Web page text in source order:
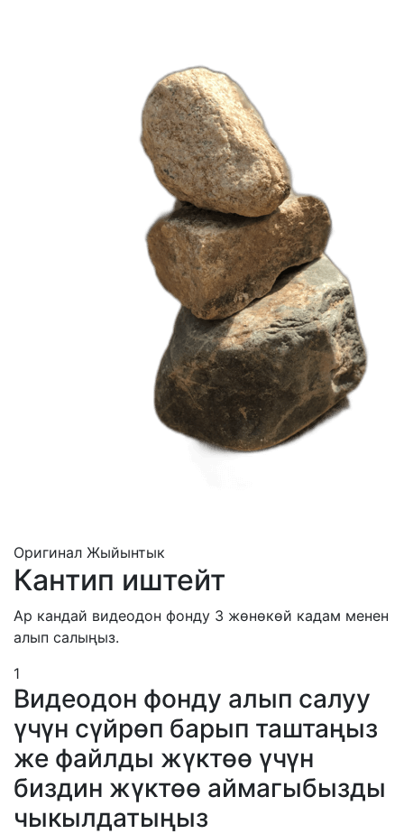
Оригинал Жыйынтык
Кантип иштейт
Ар кандай видеодон фонду 3 жөнөкөй кадам менен
алып салыңыз.
1
Видеодон фонду алып салуу
үчүн сүйрөп барып таштаңыз
же файлды жүктөө үчүн
биздин жүктөө аймагыбызды
чыкылдатыңыз